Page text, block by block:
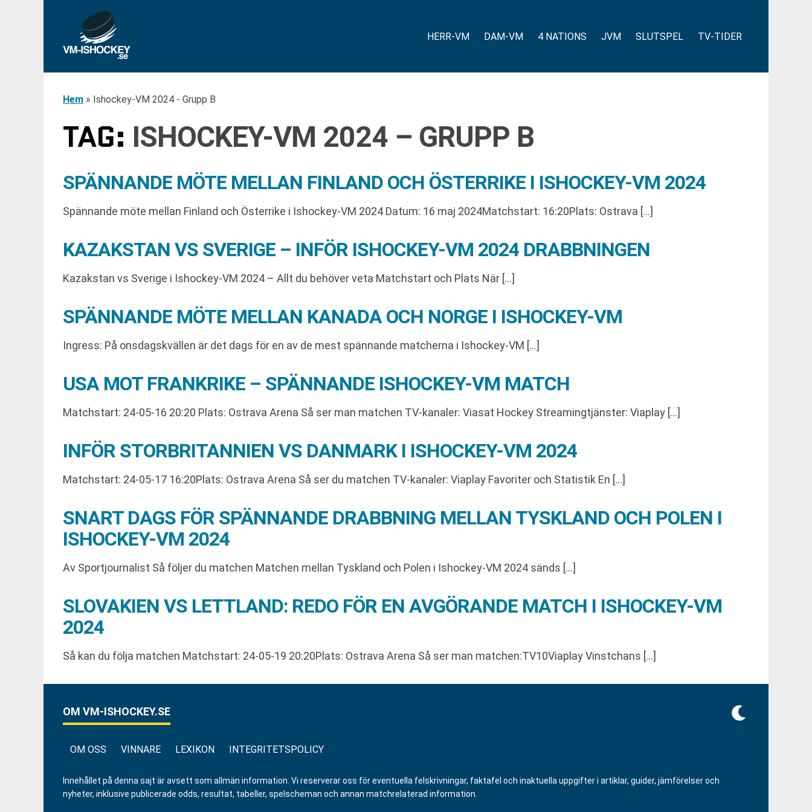
HERR-VM DAM-VM 4 NATIONS JVM SLUTSPEL TV-TIDER
Hem » Ishockey-VM 2024 - Grupp B
TAG: ISHOCKEY-VM 2024 – GRUPP B
SPÄNNANDE MÖTE MELLAN FINLAND OCH ÖSTERRIKE I ISHOCKEY-VM 2024
Spännande möte mellan Finland och Österrike i Ishockey-VM 2024 Datum: 16 maj 2024Matchstart: 16:20Plats: Ostrava […]
KAZAKSTAN VS SVERIGE – INFÖR ISHOCKEY-VM 2024 DRABBNINGEN
Kazakstan vs Sverige i Ishockey-VM 2024 – Allt du behöver veta Matchstart och Plats När […]
SPÄNNANDE MÖTE MELLAN KANADA OCH NORGE I ISHOCKEY-VM
Ingress: På onsdagskvällen är det dags för en av de mest spännande matcherna i Ishockey-VM […]
USA MOT FRANKRIKE – SPÄNNANDE ISHOCKEY-VM MATCH
Matchstart: 24-05-16 20:20 Plats: Ostrava Arena Så ser man matchen TV-kanaler: Viasat Hockey Streamingtjänster: Viaplay […]
INFÖR STORBRITANNIEN VS DANMARK I ISHOCKEY-VM 2024
Matchstart: 24-05-17 16:20Plats: Ostrava Arena Så ser du matchen TV-kanaler: Viaplay Favoriter och Statistik En […]
SNART DAGS FÖR SPÄNNANDE DRABBNING MELLAN TYSKLAND OCH POLEN I
ISHOCKEY-VM 2024
Av Sportjournalist Så följer du matchen Matchen mellan Tyskland och Polen i Ishockey-VM 2024 sänds […]
SLOVAKIEN VS LETTLAND: REDO FÖR EN AVGÖRANDE MATCH I ISHOCKEY-VM
2024
Så kan du följa matchen Matchstart: 24-05-19 20:20Plats: Ostrava Arena Så ser man matchen:TV10Viaplay Vinstchans […]
OM VM-ISHOCKEY.SE
OM OSS VINNARE LEXIKON INTEGRITETSPOLICY
Innehållet på denna sajt är avsett som allmän information. Vi reserverar oss för eventuella felskrivningar, faktafel och inaktuella uppgifter i artiklar, guider, jämförelser och
nyheter, inklusive publicerade odds, resultat, tabeller, spelscheman och annan matchrelaterad information.